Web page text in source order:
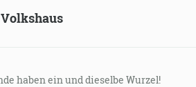
haben ein und dieselbe Wurzel!